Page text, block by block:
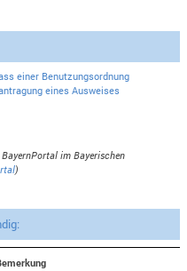
einer Benutzungsordnung
eines Ausweises
im Bayerischen
)